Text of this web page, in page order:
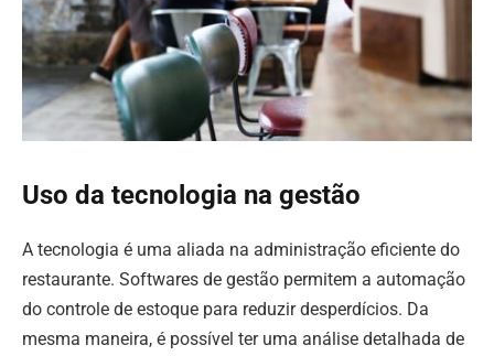
Uso da tecnologia na gestão
A tecnologia é uma aliada na administração eficiente do
restaurante. Softwares de gestão permitem a automação
do controle de estoque para reduzir desperdícios. Da
mesma maneira, é possível ter uma análise detalhada de